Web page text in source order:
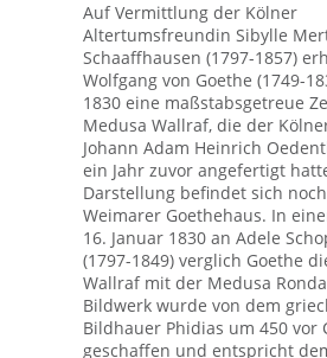
Auf Vermittlung der Kölner
Altertumsfreundin Sibylle
Schaaffhausen (1797-1857)
Wolfgang von Goethe (1749-
1830 eine maßstabsgetreue
Medusa Wallraf, die der
Johann Adam Heinrich
ein Jahr zuvor angefertigt
Darstellung befindet sich
Weimarer Goethehaus. In
16. Januar 1830 an Adele
(1797-1849) verglich Goethe
Wallraf mit der Medusa
Bildwerk wurde von dem
Bildhauer Phidias um 450 vor
geschaffen und entspricht